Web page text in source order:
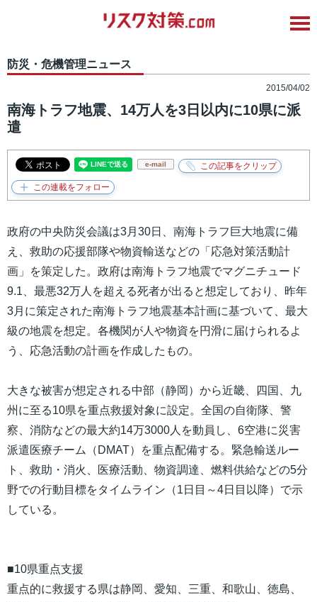
防災・危機管理ニュース
2015/04/02
南海トラフ地震、14万人を3日以内に10県に派
遣
e-mail
政府の中央防災会議は3月30日、南海トラフ巨大地震に備
え、救助の応援部隊や物資輸送などの「応急対策活動計
画」を策定した。政府は南海トラフ地震でマグニチュード
9.1、最悪32万人を超える死者が出ると想定しており、昨年
3月に策定された南海トラフ地震基本計画に基づいて、最大
級の地震を想定。各機関が人や物資を円滑に届けられるよ
う、応急活動の計画を作成したもの。
大きな被害が想定される中部（静岡）から近畿、四国、九
州に至る10県を重点救援対象に設定。全国の自衛隊、警
察、消防などの最大約14万3000人を動員し、6空港に災害
派遣医療チーム（DMAT）を重点配備する。緊急輸送ルー
ト、救助・消火、医療活動、物資調達、燃料供給などの5分
野での行動目標をタイムライン（1日目～4日目以降）で示
している。
■10県重点支援
重点的に救援する県は静岡、愛知、三重、和歌山、徳島、